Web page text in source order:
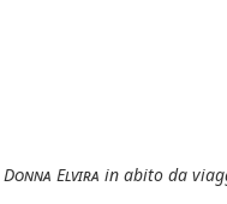
Donna Elvira in abito da